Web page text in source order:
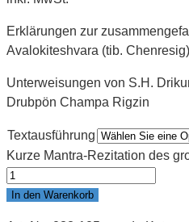
Erklärungen zur
Avalokiteshvara (tib. Chenresig)
Unterweisungen von S.H.
Drubpön Champa Rigzin
Textausführung
Kurze Mantra-Rezitation des
In den Warenkorb